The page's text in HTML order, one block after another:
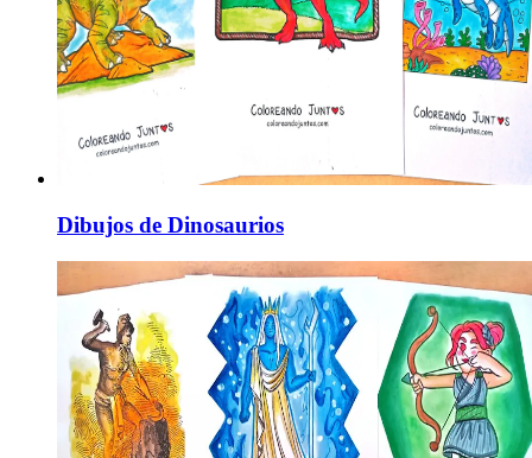
Dibujos de Dinosaurios